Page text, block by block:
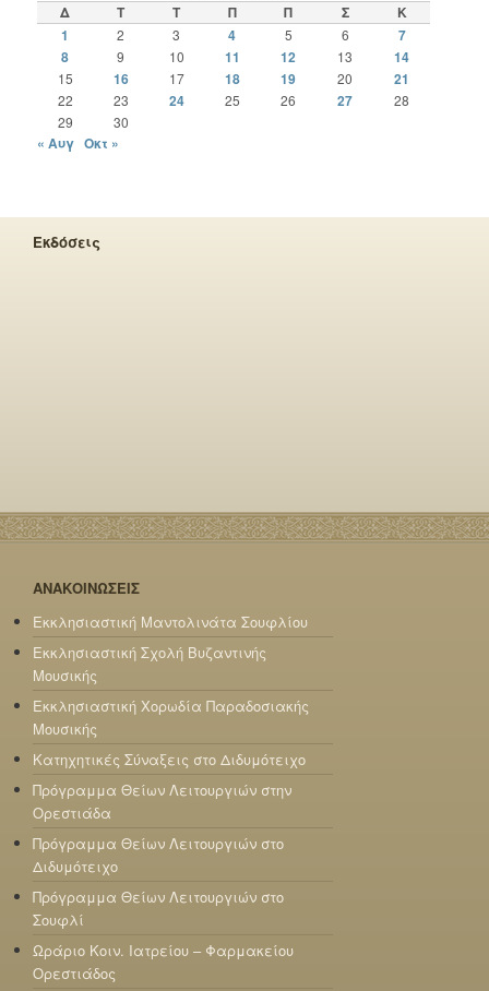
Δ Τ Τ Π Π Σ
Κ
1
2 3 4 5 6
7
8
9 10 11 12 13 14
15 16 17 18 19 20 21
22 23 24 25 26 27
28
29
30
« Αυγ Οκτ »
Εκδόσεις
ΑΝΑΚΟΙΝΩΣΕΙΣ
Εκκλησιαστική Μαντολινάτα Σουφλίου
Εκκλησιαστική Σχολή Βυζαντινής
Μουσικής
Εκκλησιαστική Χορωδία Παραδοσιακής
Μουσικής
Κατηχητικές Σύναξεις στο Διδυμότειχο
Πρόγραμμα Θείων Λειτουργιών στην
Ορεστιάδα
Πρόγραμμα Θείων Λειτουργιών στο
Διδυμότειχο
Πρόγραμμα Θείων Λειτουργιών στο
Σουφλί
Ωράριο Κοιν. Ιατρείου – Φαρμακείου
Ορεστιάδος